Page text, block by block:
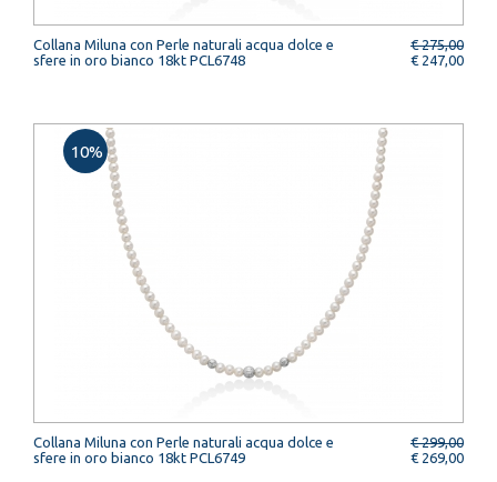
Collana Miluna con Perle naturali acqua dolce e
sfere in oro bianco 18kt PCL6748
€ 275,00
€ 247,00
Collana Miluna con Perle naturali acqua dolce e
sfere in oro bianco 18kt PCL6749
€ 299,00
€ 269,00
10%